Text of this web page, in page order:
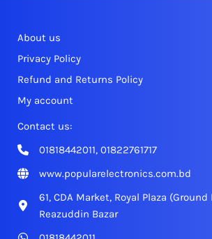
About us
Privacy Policy
Refund and Returns Policy
My account
Contact us:
01818442011, 01822761717
www.popularelectronics.com.bd
61, CDA Market, Royal Plaza
Reazuddin Bazar